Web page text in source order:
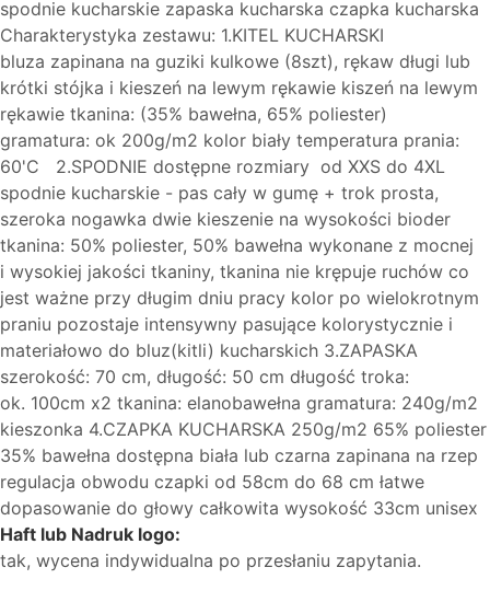
spodnie kucharskie zapaska kucharska czapka kucharska
Charakterystyka zestawu: 1.KITEL KUCHARSKI
bluza zapinana na guziki kulkowe (8szt), rękaw długi lub
krótki stójka i kieszeń na lewym rękawie kiszeń na lewym
rękawie tkanina: (35% bawełna, 65% poliester)
gramatura: ok 200g/m2 kolor biały temperatura prania:
60'C 2.SPODNIE dostępne rozmiary od XXS do 4XL
spodnie kucharskie - pas cały w gumę + trok prosta,
szeroka nogawka dwie kieszenie na wysokości bioder
tkanina: 50% poliester, 50% bawełna wykonane z mocnej
i wysokiej jakości tkaniny, tkanina nie krępuje ruchów co
jest ważne przy długim dniu pracy kolor po wielokrotnym
praniu pozostaje intensywny pasujące kolorystycznie i
materiałowo do bluz(kitli) kucharskich 3.ZAPASKA
szerokość: 70 cm, długość: 50 cm długość troka:
ok. 100cm x2 tkanina: elanobawełna gramatura: 240g/m2
kieszonka 4.CZAPKA KUCHARSKA 250g/m2 65% poliester
35% bawełna dostępna biała lub czarna zapinana na rzep
regulacja obwodu czapki od 58cm do 68 cm łatwe
dopasowanie do głowy całkowita wysokość 33cm unisex
Haft lub Nadruk logo:
tak, wycena indywidualna po przesłaniu zapytania.